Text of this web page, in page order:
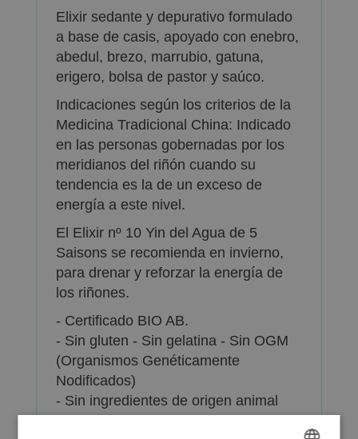
Elixir sedante y depurativo formulado
a base de casis, apoyado con enebro,
abedul, brezo, marrubio, gatuna,
erigero, bolsa de pastor y saúco.
Indicaciones según los criterios de la
Medicina Tradicional China: Indicado
en las personas gobernadas por los
meridianos del riñón cuando su
tendencia es la de un exceso de
energía a este nivel.
El Elixir nº 10 Yin del Agua de 5
Saisons se recomienda en invierno,
para drenar y reforzar la energía de
los riñones.
- Certificado BIO AB.
- Sin gluten - Sin gelatina - Sin OGM
(Organismos Genéticamente
Nodificados)
- Sin ingredientes de origen animal